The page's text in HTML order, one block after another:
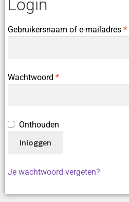
Login
Gebruikersnaam of e-mailadres *
Wachtwoord *
Onthouden
Inloggen
Je wachtwoord vergeten?